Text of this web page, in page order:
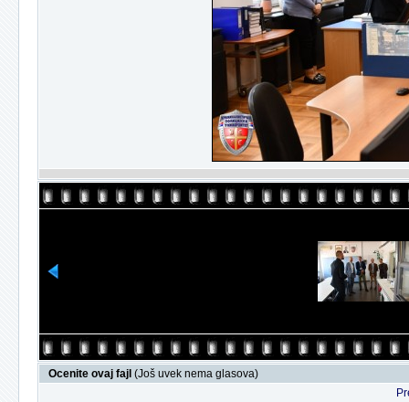
Ocenite ovaj fajl (Još uvek nema glasova)